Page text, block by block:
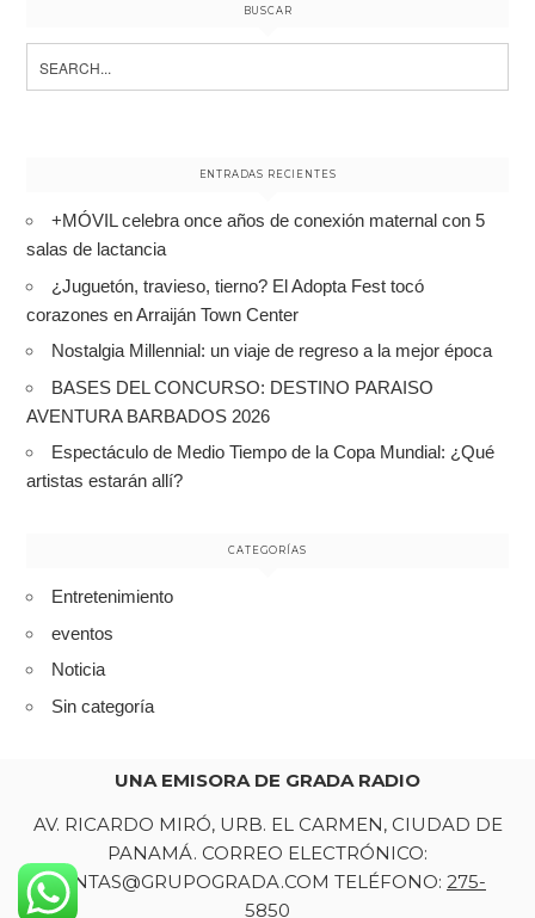
BUSCAR
ENTRADAS RECIENTES
+MÓVIL celebra once años de conexión maternal con 5
salas de lactancia
¿Juguetón, travieso, tierno? El Adopta Fest tocó
corazones en Arraiján Town Center
Nostalgia Millennial: un viaje de regreso a la mejor época
BASES DEL CONCURSO: DESTINO PARAISO
AVENTURA BARBADOS 2026
Espectáculo de Medio Tiempo de la Copa Mundial: ¿Qué
artistas estarán allí?
CATEGORÍAS
Entretenimiento
eventos
Noticia
Sin categoría
UNA EMISORA DE GRADA RADIO
AV. RICARDO MIRÓ, URB. EL CARMEN, CIUDAD DE
PANAMÁ. CORREO ELECTRÓNICO:
VENTAS@GRUPOGRADA.COM TELÉFONO: 275-
5850